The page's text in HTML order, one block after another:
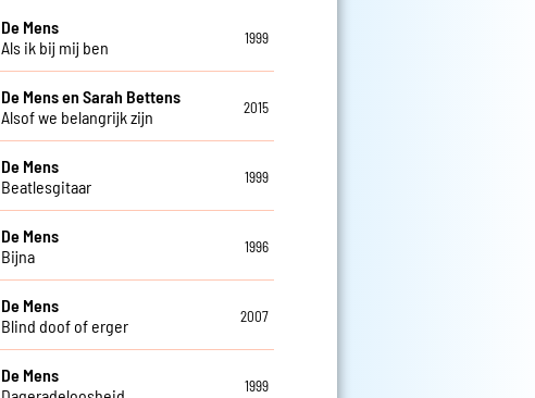
De Mens
Als ik bij mij ben
1999
De Mens en Sarah Bettens
Alsof we belangrijk zijn
2015
De Mens
Beatlesgitaar
1999
De Mens
Bijna
1996
De Mens
Blind doof of erger
2007
De Mens
1999